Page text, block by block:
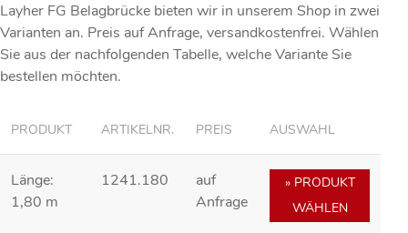
Layher FG Belagbrücke bieten wir in unserem Shop in zwei
Varianten an. Preis auf Anfrage, versandkostenfrei. Wählen
Sie aus der nachfolgenden Tabelle, welche Variante Sie
bestellen möchten.
PRODUKT ARTIKELNR. PREIS AUSWAHL
Länge:
1,80 m
1241.180
auf
Anfrage
» PRODUKT
WÄHLEN